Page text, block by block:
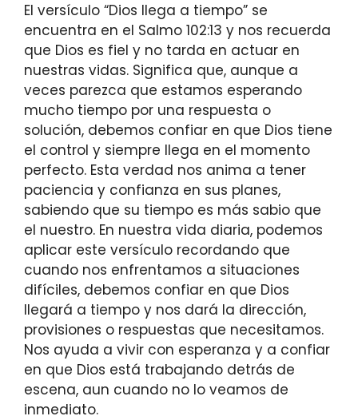
El versículo “Dios llega a tiempo” se
encuentra en el Salmo 102:13 y nos recuerda
que Dios es fiel y no tarda en actuar en
nuestras vidas. Significa que, aunque a
veces parezca que estamos esperando
mucho tiempo por una respuesta o
solución, debemos confiar en que Dios tiene
el control y siempre llega en el momento
perfecto. Esta verdad nos anima a tener
paciencia y confianza en sus planes,
sabiendo que su tiempo es más sabio que
el nuestro. En nuestra vida diaria, podemos
aplicar este versículo recordando que
cuando nos enfrentamos a situaciones
difíciles, debemos confiar en que Dios
llegará a tiempo y nos dará la dirección,
provisiones o respuestas que necesitamos.
Nos ayuda a vivir con esperanza y a confiar
en que Dios está trabajando detrás de
escena, aun cuando no lo veamos de
inmediato.